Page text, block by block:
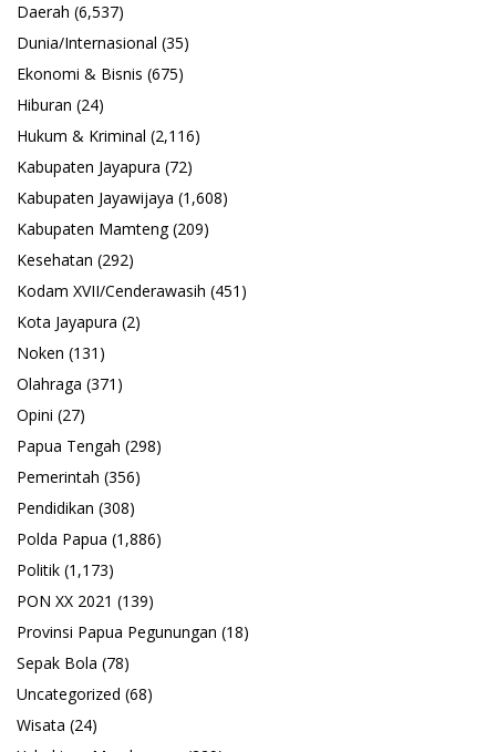
Daerah (6,537)
Dunia/Internasional (35)
Ekonomi & Bisnis (675)
Hiburan (24)
Hukum & Kriminal (2,116)
Kabupaten Jayapura (72)
Kabupaten Jayawijaya (1,608)
Kabupaten Mamteng(209)
Kesehatan (292)
Kodam XVII/Cenderawasih (451)
Kota Jayapura (2)
Noken (131)
Olahraga (371)
Opini (27)
Papua Tengah (298)
Pemerintah (356)
Pendidikan (308)
Polda Papua (1,886)
Politik (1,173)
PON XX 2021 (139)
Provinsi Papua Pegunungan (18)
Sepak Bola (78)
Uncategorized (68)
Wisata (24)